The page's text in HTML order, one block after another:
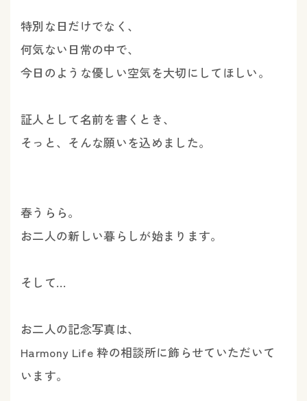
特別な日だけでなく、
何気ない日常の中で、
今日のような優しい空気を大切にしてほしい。
証人として名前を書くとき、
そっと、そんな願いを込めました。
春うらら。
お二人の新しい暮らしが始まります。
そして…
お二人の記念写真は、
Harmony Life 粋の相談所に飾らせていただいて
います。